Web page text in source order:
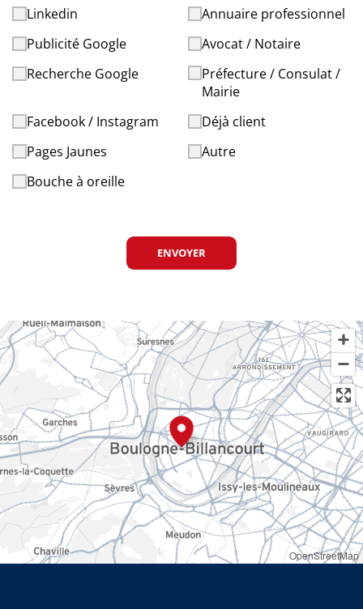
Linkedin
Publicité Google
Recherche Google
Facebook /​ Instagram
Pages Jaunes
Bouche à oreille
Annuaire professionnel
Avocat /​ Notaire
Préfecture /​ Consulat /​
Mairie
Déjà client
Autre
ENVOYER
OpenStreetMap